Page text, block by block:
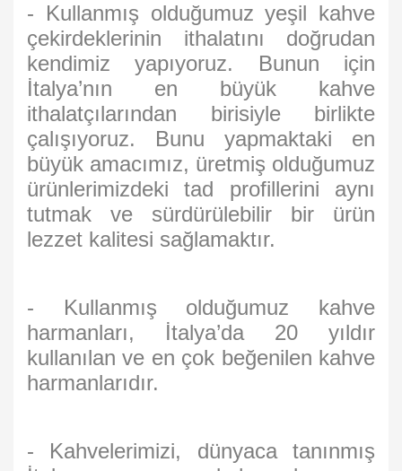
- Kullanmış olduğumuz yeşil kahve
çekirdeklerinin ithalatını doğrudan
kendimiz yapıyoruz. Bunun için
İtalya’nın en büyük kahve
ithalatçılarından birisiyle birlikte
çalışıyoruz. Bunu yapmaktaki en
büyük amacımız, üretmiş olduğumuz
ürünlerimizdeki tad profillerini aynı
tutmak ve sürdürülebilir bir ürün
lezzet kalitesi sağlamaktır.
- Kullanmış olduğumuz kahve
harmanları, İtalya’da 20 yıldır
kullanılan ve en çok beğenilen kahve
harmanlarıdır.
- Kahvelerimizi, dünyaca tanınmış